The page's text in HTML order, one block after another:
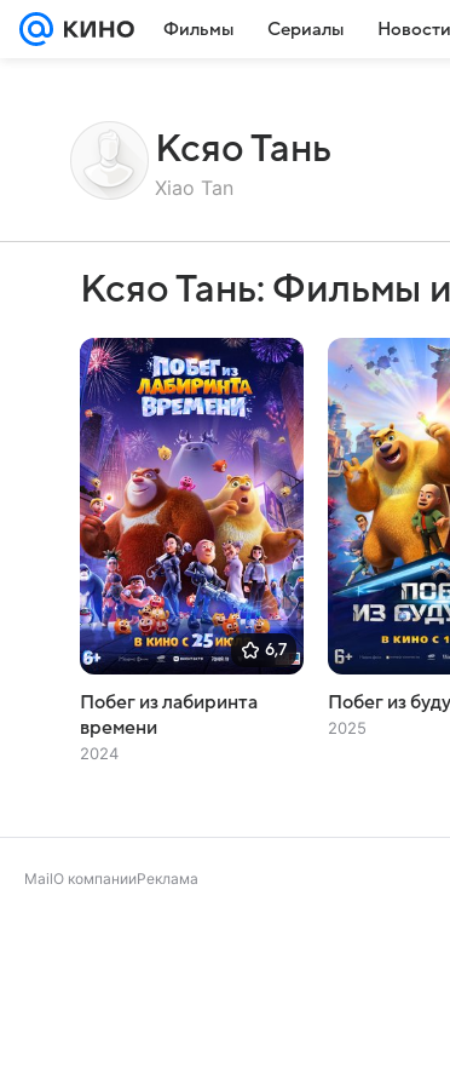
Фильмы Сериалы
Ксяо Тань
Xiao Tan
Ксяо Тань: Фильмы
6,7
Побег из лабиринта
времени
2024
Побег из
2025
MailО компанииРеклама